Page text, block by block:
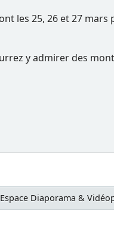
les 25, 26 et 27 mars
y admirer des
Espace Diaporama &